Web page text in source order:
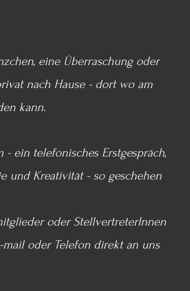
eine Überraschung oder
nach Hause - dort wo am
kann.
ein telefonisches Erstgespräch,
und Kreativität - so geschehen
oder StellvertreterInnen
oder Telefon direkt an uns